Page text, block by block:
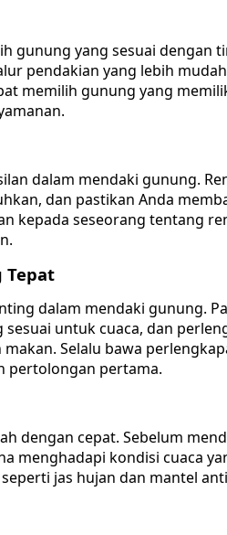
gunung yang sesuai dengan
pendakian yang lebih
memilih gunung yang
dalam mendaki gunung.
dan pastikan Anda
kepada seseorang tentang
Tepat
dalam mendaki gunung.
untuk cuaca, dan
Selalu bawa
pertolongan pertama.
dengan cepat. Sebelum
menghadapi kondisi cuaca
jas hujan dan mantel